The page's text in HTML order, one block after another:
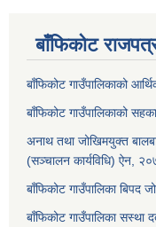
बाँफिकोट
बाँफिकोट गाउँपालिकाको
बाँफिकोट गाउँपालिकाको
अनाथ तथा जोखिमयुक्त
(सञ्चालन कार्यविधि) ऐन,
बाँफिकोट गाउँपालिका बिपद
बाँफिकोट गाउँपालिका सस्था